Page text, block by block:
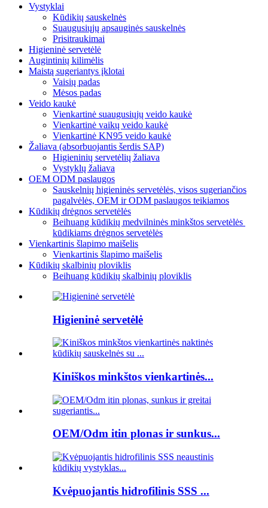
Vystyklai
Kūdikių sauskelnės
Suaugusiųjų apsauginės sauskelnės
Prisitraukimai
Higieninė servetėlė
Augintinių kilimėlis
Maistą sugeriantys įklotai
Vaisių padas
Mėsos padas
Veido kaukė
Vienkartinė suaugusiųjų veido kaukė
Vienkartinė vaikų veido kaukė
Vienkartinė KN95 veido kaukė
Žaliava (absorbuojantis šerdis SAP)
Higieninių servetėlių žaliava
Vystyklų žaliava
OEM ODM paslaugos
Sauskelnių higieninės servetėlės, visos sugeriančios
pagalvėlės, OEM ir ODM paslaugos teikiamos
Kūdikių drėgnos servetėlės
Beihuang kūdikių medvilninės minkštos servetėlės ​​
kūdikiams drėgnos servetėlės
Vienkartinis šlapimo maišelis
Vienkartinis šlapimo maišelis
Kūdikių skalbinių ploviklis
Beihuang kūdikių skalbinių ploviklis
Higieninė servetėlė
Kiniškos minkštos vienkartinės...
OEM/Odm itin plonas ir sunkus...
Kvėpuojantis hidrofilinis SSS ...